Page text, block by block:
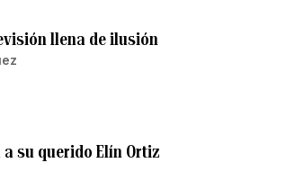
llena de ilusión
su querido Elín Ortiz